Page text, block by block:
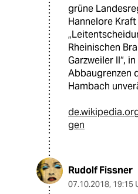
grüne
Hannelore
Rheinischen
Garzweiler II“,
Abbaugrenzen
Hambach
gen
Rudolf Fissner
07.10.2018, 19:15